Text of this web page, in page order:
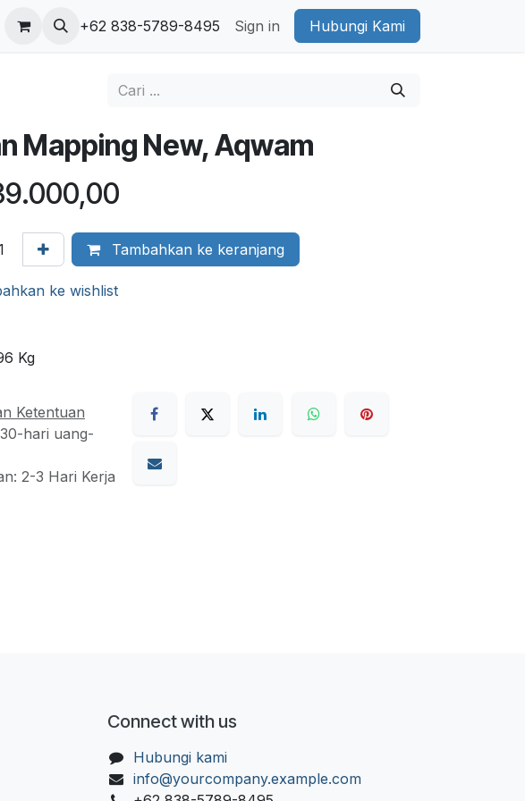
+62 838-5789-8495 Sign in Hubungi Kami
Mapping New, Aqwam
Tambahkan ke keranjang
ke wishlist
Kg
Ketentuan
hari uang-
2-3 Hari Kerja
Connect with us
Hubungi kami
info@yourcompany.example.com